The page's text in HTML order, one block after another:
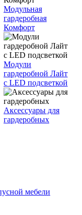
Модульная
гардеробная
Комфорт
Модули
гардеробной Лайт
с LED подсветкой
Аксессуары для
гардеробных